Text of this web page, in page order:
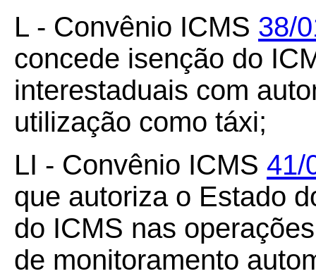
L - Convênio ICMS 38/
concede isenção do
interestaduais com
utilização como táxi;
LI - Convênio ICMS 41/
que autoriza o Estado
do ICMS nas
de monitoramento